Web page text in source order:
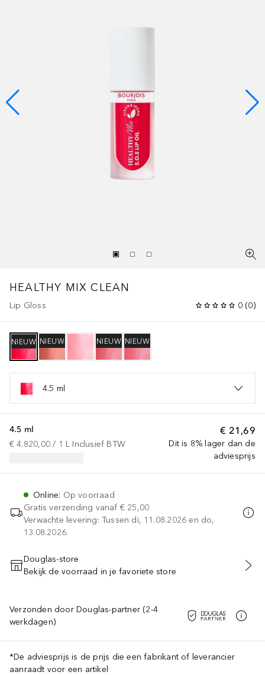
HEALTHY MIX CLEAN
Lip Gloss 0 (0)
NIEUW NIEUW NIEUW NIEUW
4.5 ml
€ 21,69
Dit is 8% lager dan de
adviesprijs
4.5 ml
€ 4.820,00 / 1 L Inclusief BTW
Online: Op voorraad
Gratis verzending vanaf € 25,00
Verwachte levering: Tussen di, 11.08.2026 en do,
13.08.2026.
VOEG TOE AAN WINKELMANDJE
Douglas-store
Bekijk de voorraad in je favoriete store
Verzonden door Douglas-partner (2-4
werkdagen)
*De adviesprijs is de prijs die een fabrikant of leverancier
aanraadt voor een artikel